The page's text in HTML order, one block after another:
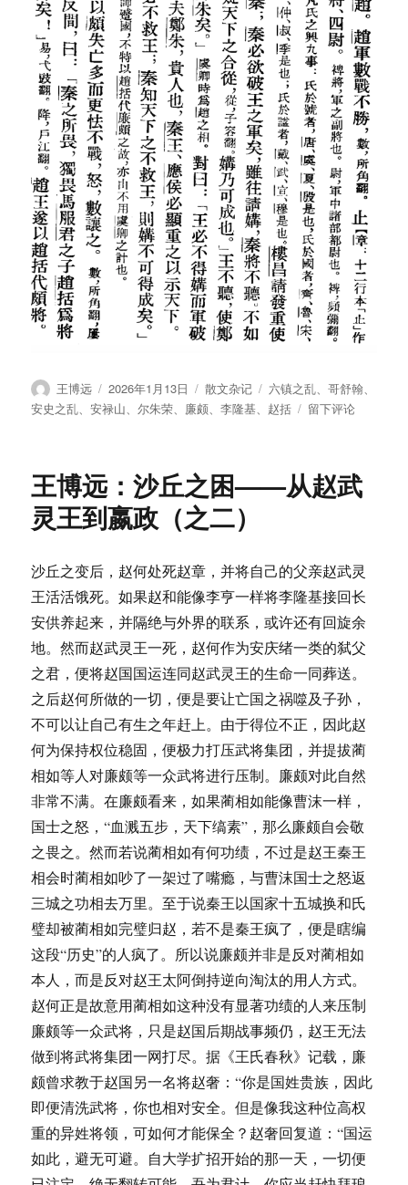
作
者
王博远
发
布
2026年1月13日
分
类
散文杂记
标
签
六镇之乱、哥舒翰、
安史之乱、安禄山、尔朱荣、 廉颇、李隆基、 赵括
于
沙
丘
——
从
赵
武
灵
王
到
嬴
（之
三）
留下评论
王博远：沙丘之困——从赵武
灵王到嬴政（之二）
沙丘之变后，赵何处死赵章，并将自己的父亲赵武灵
王活活饿死。如果赵和能像李亨一样将李隆基接回长
安供养起来，并隔绝与外界的联系，或许还有回旋余
地。然而赵武灵王一死，赵何作为安庆绪一类的弑父
之君，便将赵国国运连同赵武灵王的生命一同葬送。
之后赵何所做的一切，便是要让亡国之祸噬及子孙，
不可以让自己有生之年赶上。由于得位不正，因此赵
何为保持权位稳固，便极力打压武将集团，并提拔蔺
相如等人对廉颇等一众武将进行压制。廉颇对此自然
非常不满。在廉颇看来，如果蔺相如能像曹沫一样，
国士之怒，“血溅五步，天下缟素”，那么廉颇自会敬
之畏之。然而若说蔺相如有何功绩，不过是赵王秦王
相会时蔺相如吵了一架过了嘴瘾，与曹沫国士之怒返
三城之功相去万里。至于说秦王以国家十五城换和氏
璧却被蔺相如完璧归赵，若不是秦王疯了，便是瞎编
这段“历史”的人疯了。所以说廉颇并非是反对蔺相如
本人，而是反对赵王太阿倒持逆向淘汰的用人方式。
赵何正是故意用蔺相如这种没有显著功绩的人来压制
廉颇等一众武将，只是赵国后期战事频仍，赵王无法
做到将武将集团一网打尽。据《王氏春秋》记载，廉
颇曾求教于赵国另一名将赵奢：“你是国姓贵族，因此
即便清洗武将，你也相对安全。但是像我这种位高权
重的异姓将领，可如何才能保全？赵奢回复道：“国运
如此，避无可避。自大学扩招开始的那一天，一切便